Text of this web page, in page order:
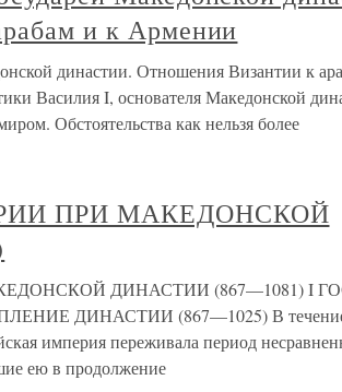
и к Армении
династии. Отношения Византии к
Василия I, основателя Македонской
Обстоятельства как нельзя более
ПРИ МАКЕДОНСКОЙ
ДИНАСТИИ (867—1081) I
ДИНАСТИИ (867—1025) В течение
империя переживала период
ею в продолжение